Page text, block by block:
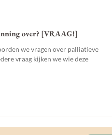
over? [VRAAG!]
we vragen over palliatieve
vraag kijken we wie deze